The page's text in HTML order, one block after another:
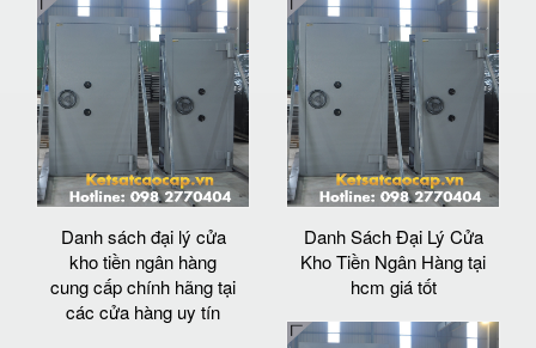
Danh sách đại lý cửa
kho tiền ngân hàng
cung cấp chính hãng tại
các cửa hàng uy tín
Danh Sách Đại Lý Cửa
Kho Tiền Ngân Hàng tại
hcm giá tốt